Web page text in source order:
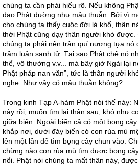
chúng ta cần phải hiểu rõ. Nếu không
đạo Phật dường như mâu thuẫn. Bởi vì
cho chúng ta thấy cuộc đời là khổ, thân
thời Phật cũng dạy thân người khó
chúng ta phải nên trân quí nương tựa nó
trầm luân sanh tử. Tại sao Phật chê nó
thể, vô thường v.v... mà bây giờ Ngài lại
Phật pháp nan văn”, tức là thân người
nghe. Như vậy có mâu thuẫn không?
Trong kinh Tạp A-hàm Phật nói thế này:
này rồi, muốn tìm lại thân sau, khó như
giữa biển. Ngoài biển cả có một bọng
khắp nơi, dưới đáy biển có con rùa mù
lên một lần để tìm bọng cây chun vào.
chừng nào con rùa mù tìm được bọng
nổi. Phật nói chúng ta mất thân này,